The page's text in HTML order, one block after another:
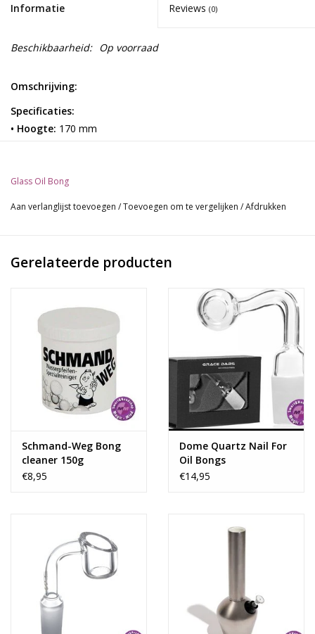
Informatie Reviews (0)
Beschikbaarheid: Op voorraad
Omschrijving:
Specificaties:
• Hoogte: 170 mm
• Kleur: Clear
Glass Oil Bong
Aan verlanglijst toevoegen /Toevoegen om te vergelijken /Afdrukken
Gerelateerde producten
Schmand-Weg Bong
cleaner 150g
€8,95
Dome Quartz Nail For
Oil Bongs
€14,95